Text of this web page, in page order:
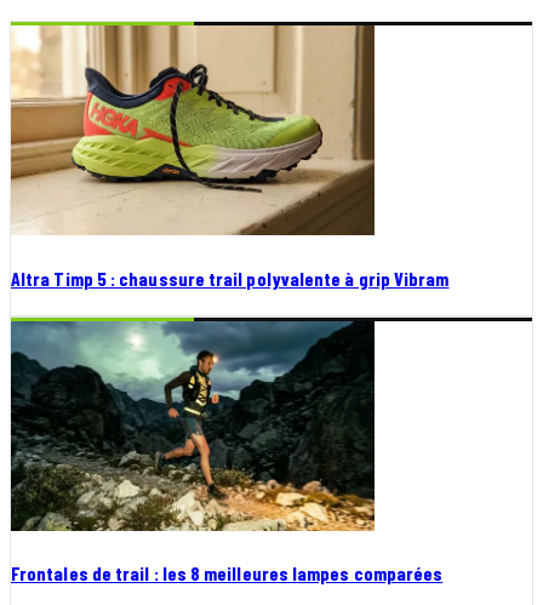
Altra Timp 5 : chaussure trail polyvalente à grip Vibram
Frontales de trail : les 8 meilleures lampes comparées